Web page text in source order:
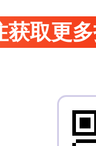
获取更